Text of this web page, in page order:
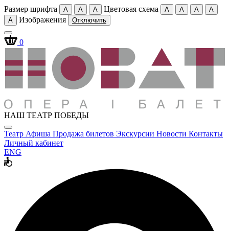
Размер шрифта A A A Цветовая схема A A A
A
A
Изображения Отключить
0
НАШ ТЕАТР ПОБЕДЫ
Театр Афиша Продажа билетов Экскурсии Новости Контакты
Личный кабинет
ENG